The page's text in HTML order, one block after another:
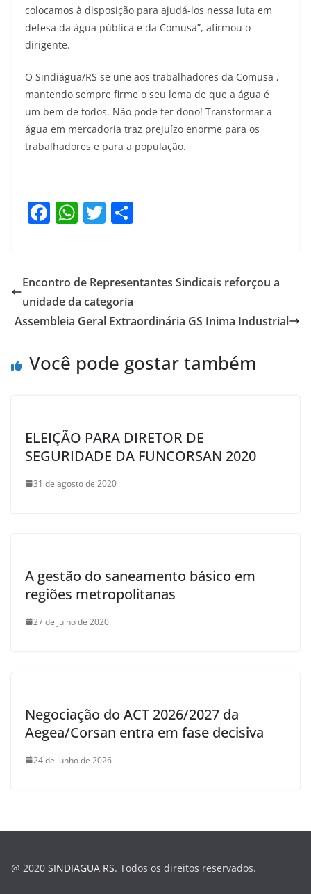
colocamos à disposição para ajudá-los nessa luta em
defesa da água pública e da Comusa”, afirmou o
dirigente.
O Sindiágua/RS se une aos trabalhadores da Comusa ,
mantendo sempre firme o seu lema de que a água é
um bem de todos. Não pode ter dono! Transformar a
água em mercadoria traz prejuízo enorme para os
trabalhadores e para a população.
F
e
b
o
k
W
s
A
p
T
er e
Encontro de Representantes Sindicais reforçou a
unidade da categoria
Assembleia Geral Extraordinária GS Inima Industrial
Você pode gostar também
ELEIÇÃO PARA DIRETOR DE
SEGURIDADE DA FUNCORSAN 2020
31 de agosto de 2020
A gestão do saneamento básico em
regiões metropolitanas
27 de julho de 2020
Negociação do ACT 2026/2027 da
Aegea/Corsan entra em fase decisiva
24 de junho de 2026
@ 2020 SINDIAGUA RS. Todos os direitos reservados.